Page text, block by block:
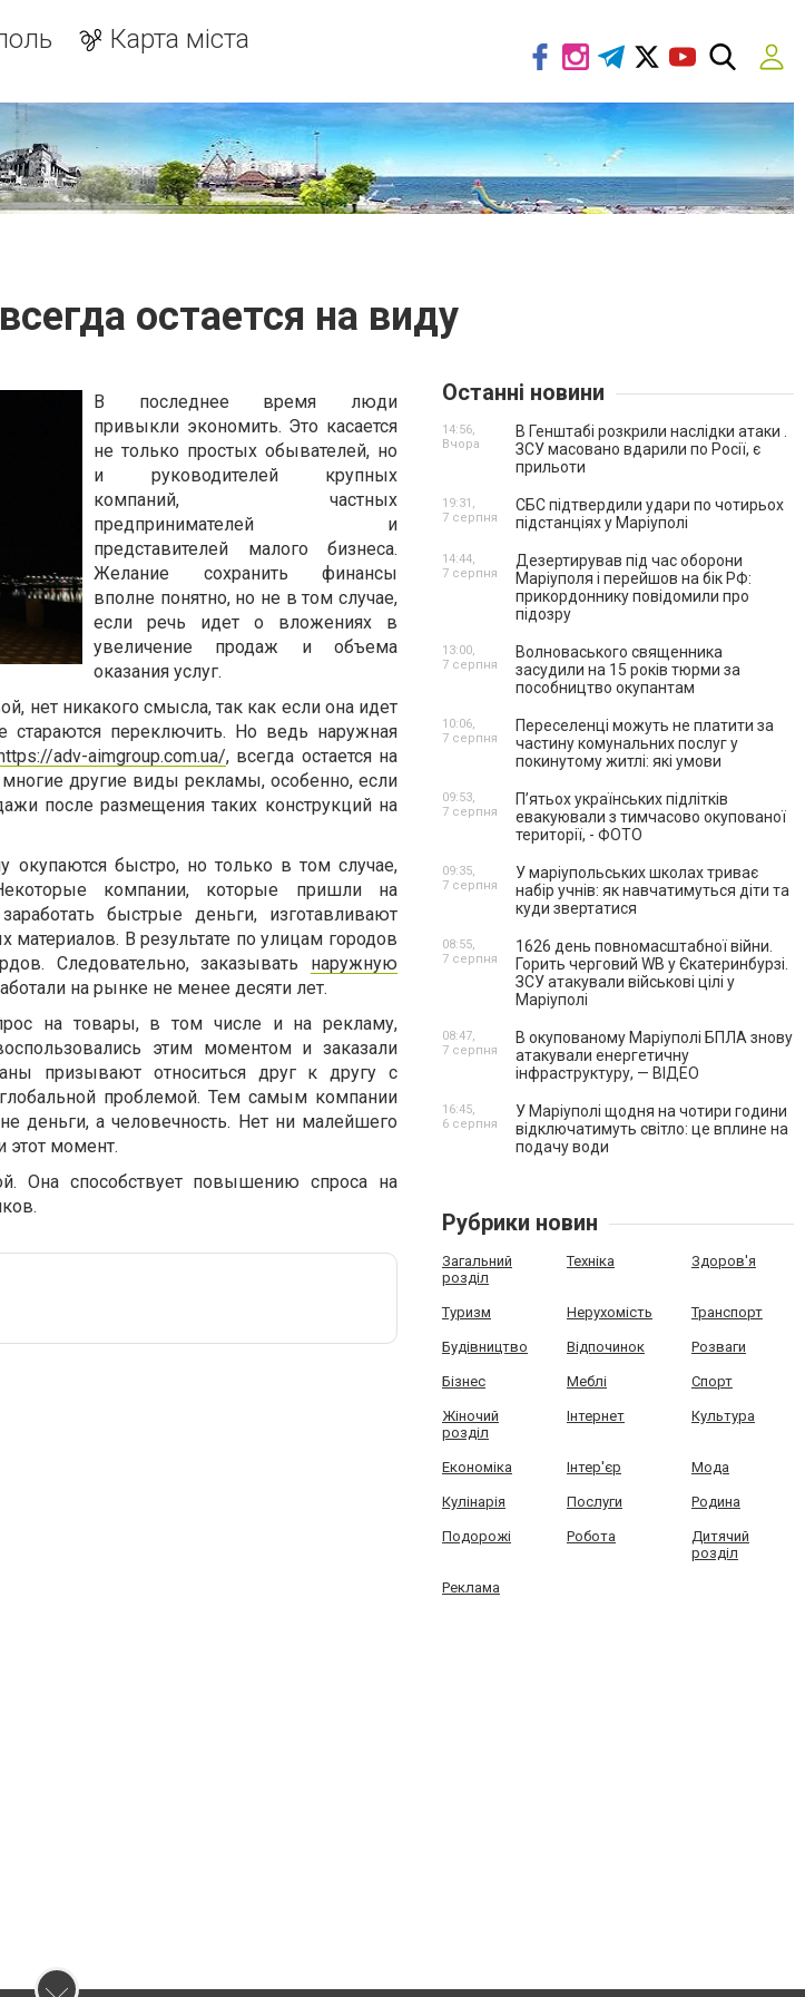
Карта міста
остается на виду
В последнее время люди
привыкли экономить. Это касается
не только простых обывателей, но
и руководителей крупных
компаний, частных
предпринимателей и
представителей малого бизнеса.
Желание сохранить финансы
вполне понятно, но не в том случае,
если речь идет о вложениях в
увеличение продаж и объема
оказания услуг.
нет никакого смысла, так как если она идет
стараются переключить. Но ведь наружная
adv-aimgroup.com.ua/, всегда остается на
другие виды рекламы, особенно, если
после размещения таких конструкций на
окупаются быстро, но только в том случае,
компании, которые пришли на
быстрые деньги, изготавливают
В результате по улицам городов
Следовательно, заказывать наружную
на рынке не менее десяти лет.
на товары, в том числе и на рекламу,
этим моментом и заказали
призывают относиться друг к другу с
проблемой. Тем самым компании
деньги, а человечность. Нет ни малейшего
этот момент.
Она способствует повышению спроса на
Останні новини
В Генштабі розкрили наслідки атаки .
ЗСУ масовано вдарили по Росії, є
прильоти
14:56,
Вчора
СБС підтвердили удари по чотирьох
підстанціях у Маріуполі
19:31,
7 серпня
Дезертирував під час оборони
Маріуполя і перейшов на бік РФ:
прикордоннику повідомили про
підозру
14:44,
7 серпня
Волноваського священника
засудили на 15 років тюрми за
пособництво окупантам
13:00,
7 серпня
Переселенці можуть не платити за
частину комунальних послуг у
покинутому житлі: які умови
10:06,
7 серпня
П’ятьох українських підлітків
евакуювали з тимчасово окупованої
території, - ФОТО
09:53,
7 серпня
У маріупольських школах триває
набір учнів: як навчатимуться діти та
куди звертатися
09:35,
7 серпня
1626 день повномасштабної війни.
Горить черговий WB у Єкатеринбурзі.
ЗСУ атакували військові цілі у
Маріуполі
08:55,
7 серпня
В окупованому Маріуполі БПЛА знову
атакували енергетичну
інфраструктуру, — ВІДЕО
08:47,
7 серпня
У Маріуполі щодня на чотири години
відключатимуть світло: це вплине на
подачу води
16:45,
6 серпня
Рубрики новин
Загальний
розділ
Техніка Здоров'я
Туризм Нерухомість Транспорт
Будівництво Відпочинок Розваги
Бізнес Меблі Спорт
Жіночий
розділ
Інтернет Культура
Економіка Інтер'єр Мода
Кулінарія Послуги Родина
Подорожі Робота
Дитячий
розділ
Реклама